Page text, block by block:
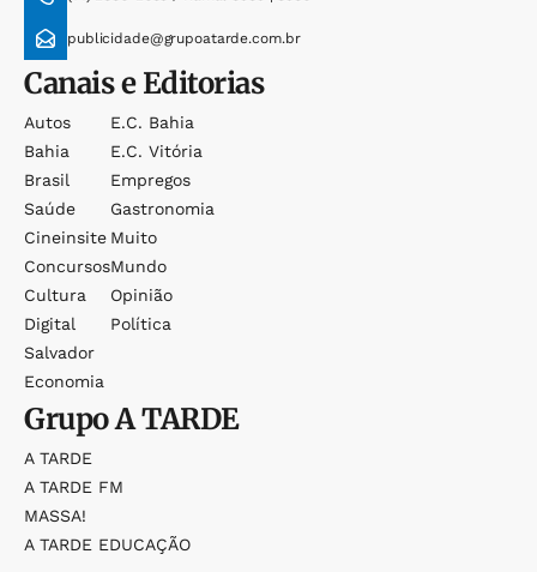
publicidade@grupoatarde.com.br
Canais e Editorias
Autos
Bahia
Brasil
Saúde
Cineinsite
Concursos
Cultura
Digital
Salvador
Economia
E.c. Bahia
E.c. Vitória
Empregos
Gastronomia
Muito
Mundo
Opinião
Política
GrupoA TARDE
A TARDE
A TARDE FM
MASSA!
A TARDE EDUCAÇÃO